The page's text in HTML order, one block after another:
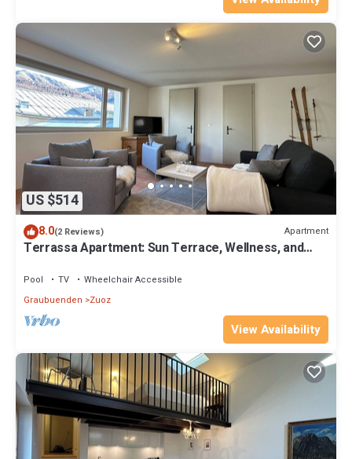
US $514
8.0(2 Reviews) Apartment
Terrassa Apartment: Sun Terrace, Wellness, and
Pool TV
Wheelchair Accessible
Graubuenden
Zuoz
View Availability